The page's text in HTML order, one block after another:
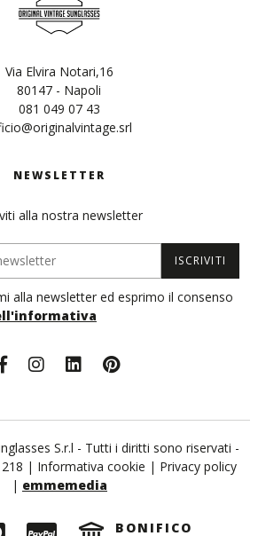
Via Elvira Notari,16
80147 - Napoli
081 049 07 43
NEWSLETTER
alla nostra newsletter
ISCRIVITI
alla newsletter ed esprimo il consenso
S.r.l - Tutti i diritti sono riservati -
| Informativa cookie | Privacy policy
| emmemedia
BONIFICO